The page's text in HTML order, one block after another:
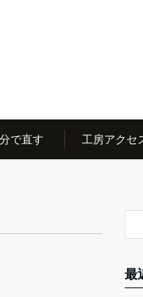
で直す 工房アクセ
最